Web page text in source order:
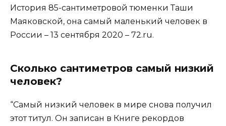
История 85-сантиметровой тюменки Таши
Маяковской, она самый маленький человек в
России – 13 сентября 2020 – 72.ru.
Сколько сантиметров самый низкий
человек?
“Самый низкий человек в мире снова получил
этот титул. Он записан в Книге рекордов